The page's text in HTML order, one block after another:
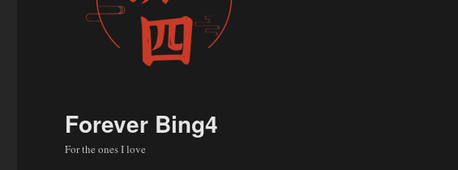
Forever Bing4
For the ones I love